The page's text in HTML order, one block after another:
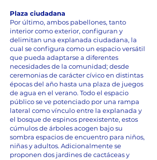
Plaza ciudadana
Por último, ambos pabellones, tanto
interior como exterior, configuran y
delimitan una explanada ciudadana, la
cual se configura como un espacio versátil
que pueda adaptarse a diferentes
necesidades de la comunidad; desde
ceremonias de carácter cívico en distintas
épocas del año hasta una plaza de juegos
de agua en el verano. Todo el espacio
público se ve potenciado por una rampa
lateral como vínculo entre la explanada y
el bosque de espinos preexistente, estos
cúmulos de árboles acogen bajo su
sombra espacios de encuentro para niños,
niñas y adultos. Adicionalmente se
proponen dos jardines de cactáceas y